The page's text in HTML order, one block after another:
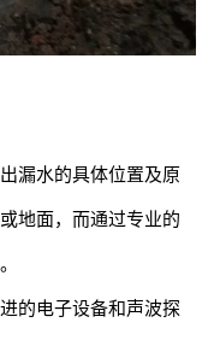
漏水的具体位置及原
地面，而通过专业的
的电子设备和声波探